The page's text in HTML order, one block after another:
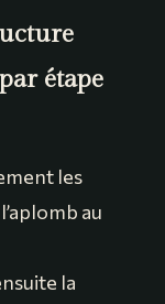
étape
les
au
la